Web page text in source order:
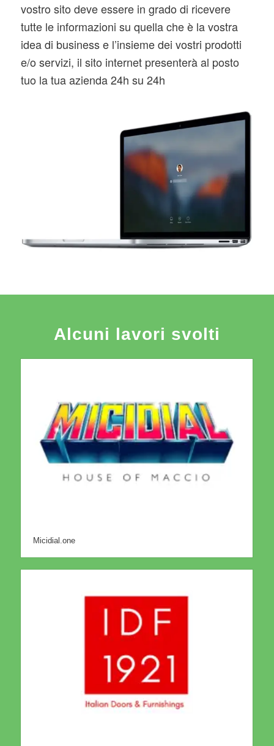
vostro sito deve essere in grado di ricevere
tutte le informazioni su quella che è la vostra
idea di business e l’insieme dei vostri prodotti
e/o servizi, il sito internet presenterà al posto
tuo la tua azienda 24h su 24h
Alcuni lavori svolti
Micidial.one